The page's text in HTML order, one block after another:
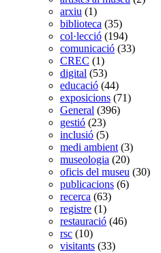
arxiu (1)
biblioteca (35)
col·lecció (194)
comunicació (33)
CREC (1)
digital (53)
educació (44)
exposicions (71)
General (396)
gestió (23)
inclusió (5)
medi ambient (3)
museologia (20)
oficis del museu (30)
publicacions (6)
recerca (63)
registre (1)
restauració (46)
rsc (10)
visitants (33)